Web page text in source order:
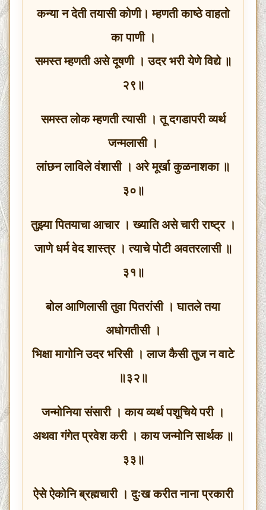
कन्या न देती तयासी कोणी। म्हणती काष्ठे वाहतो
का पाणी ।
समस्त म्हणती असे दूषणी । उदर भरी येणे विद्ये ॥
२९॥
समस्त लोक म्हणती त्यासी । तू दगडापरी व्यर्थ
जन्मलासी ।
लांछन लाविले वंशासी । अरे मूर्खा कुळनाशका ॥
३०॥
तुझ्या पितयाचा आचार । ख्याति असे चारी राष्ट्र ।
जाणे धर्म वेद शास्त्र । त्याचे पोटी अवतरलासी ॥
३१॥
बोल आणिलासी तुवा पितरांसी । घातले तया
अधोगतीसी ।
भिक्षा मागोनि उदर भरिसी । लाज कैसी तुज न वाटे
॥३२॥
जन्मोनिया संसारी । काय व्यर्थ पशूचिये परी ।
अथवा गंगेत प्रवेश करी । काय जन्मोनि सार्थक ॥
३३॥
ऐसे ऐकोनि ब्रह्मचारी । दुःख करीत नाना प्रकारी